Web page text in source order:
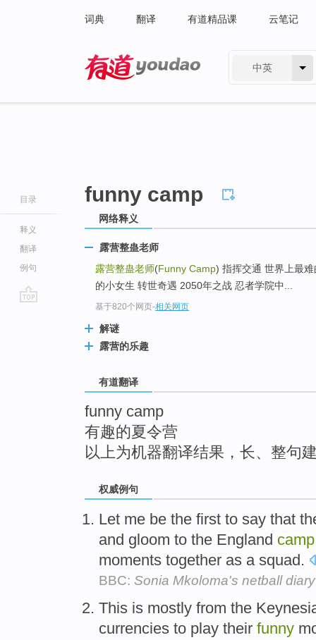
词典 翻译 有道精品课 云笔记
中英
目录
释义
翻译
例句
funny camp
网络释义
露营整蛊老师
露营整蛊老师(Funny Camp) 指挥交通 世界上最
的小女生 转世奇遇 2050年之战 忍者学院中...
基于820个网页-相关网页
解谜
露营的乐趣
有道翻译
funny camp
有趣的夏令营
以上为机器翻译结果，长、整句
权威例句
Let me be the first to say that
and gloom to the England camp
moments together as a squad.
BBC: Sonia Mkoloma's netball diary
This is mostly from the
currencies to play their funny